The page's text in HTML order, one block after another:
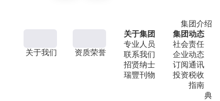
集团介绍
关于我们 资质荣誉
关于集团
专业人员
联系我们
招贤纳士
瑞豐刊物
集团动态
社会责任
企业动态
订阅通讯
投资税收
指南
典